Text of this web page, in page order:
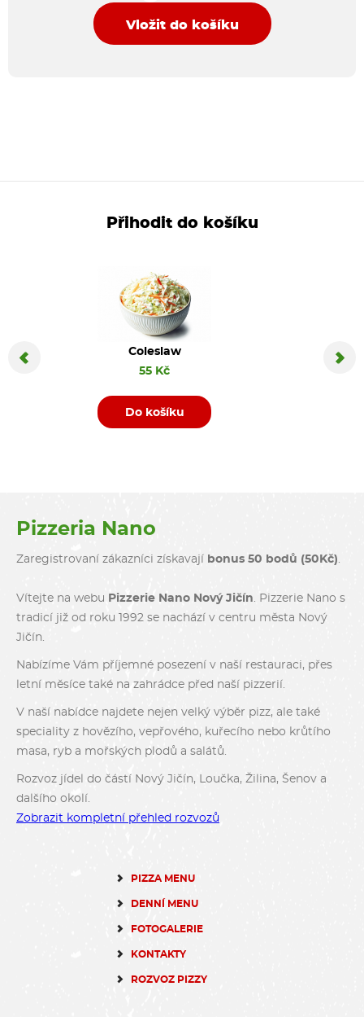
Vložit do košíku
Přihodit do košíku
Coleslaw
55 Kč
Do košíku
Coca
Pizzeria Nano
Zaregistrovaní zákazníci získavají bonus 50 bodů (50Kč)
Vítejte na webu Pizzerie Nano Nový Jičín . Pizzerie Nano s
tradicí již od roku 1992 se nachází v centru města Nový
Jičín.
Nabízíme Vám příjemné posezení v naší restauraci, přes
letní měsíce také na zahrádce před naší pizzerií.
V naší nabídce najdete nejen velký výběr pizz, ale také
speciality z hovězího, vepřového, kuřecího nebo krůtího
masa, ryb a mořských plodů a salátů.
Rozvoz jídel do částí Nový Jičín, Loučka, Žilina, Šenov a
dalšího okolí.
Zobrazit kompletní přehled rozvozů
PIZZA MENU
DENNÍ MENU
FOTOGALERIE
KONTAKTY
ROZVOZ PIZZY